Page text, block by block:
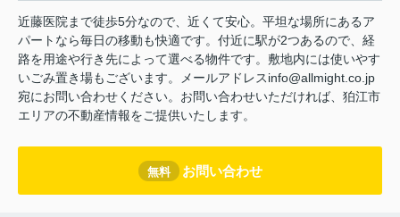
近藤医院まで徒歩5分なので、近くて安心。平坦な場所にあるア
パートなら毎日の移動も快適です。付近に駅が2つあるので、経
路を用途や行き先によって選べる物件です。敷地内には使いやす
いごみ置き場もございます。メールアドレスinfo@allmight.co.jp
宛にお問い合わせください。お問い合わせいただければ、狛江市
エリアの不動産情報をご提供いたします。
無料 お問い合わせ